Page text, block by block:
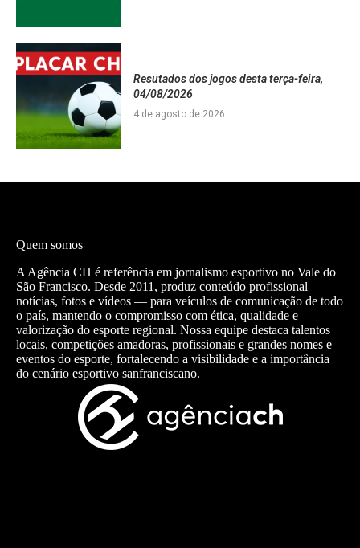
Resutados dos jogos desta terça-feira,
04/08/2026
4 de agosto de 2026
Quem somos
A Agência CH é referência em jornalismo esportivo no Vale do
São Francisco. Desde 2011, produz conteúdo profissional —
notícias, fotos e vídeos — para veículos de comunicação de todo
o país, mantendo o compromisso com ética, qualidade e
valorização do esporte regional. Nossa equipe destaca talentos
locais, competições amadoras, profissionais e grandes nomes e
eventos do esporte, fortalecendo a visibilidade e a importância
do cenário esportivo sanfranciscano.